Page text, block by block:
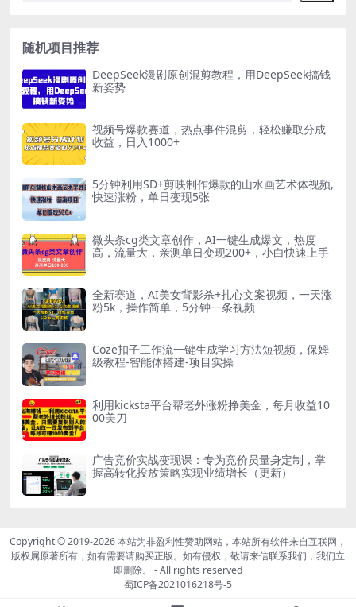
随机项目推荐
DeepSeek漫剧原创混剪教程，用DeepSeek搞钱
新姿势
视频号爆款赛道，热点事件混剪，轻松赚取分成
收益，日入1000+
5分钟利用SD+剪映制作爆款的山水画艺术体视频,
快速涨粉，单日变现5张
微头条cg类文章创作，AI一键生成爆文，热度
高，流量大，亲测单日变现200+，小白快速上手
全新赛道，AI美女背影杀+扎心文案视频，一天涨
粉5k，操作简单，5分钟一条视频
Coze扣子工作流一键生成学习方法短视频，保姆
级教程-智能体搭建-项目实操
利用kicksta平台帮老外涨粉挣美金，每月收益10
00美刀
广告竞价实战变现课：专为竞价员量身定制，掌
握高转化投放策略实现业绩增长（更新）
Copyright © 2019-2026本站为非盈利性赞助网站，本站所有软件来自互联网，
版权属原著所有，如有需要请购买正版。如有侵权，敬请来信联系我们，我们立
即删除。
- All rights reserved
蜀ICP备2021016218号-5